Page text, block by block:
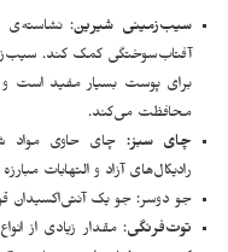
سیب‌زمینی شیرین: نشاسته‌ی
آفتاب‌سوختگی کمک کند.
محافظت می‌کند.
چای سبز: چای حاوی مواد
رادیکال‌های آزاد و التهابات
جو دوسر: جو یک آنتی‌اکسیدان
توت‌فرنگی: مقدار زیادی از